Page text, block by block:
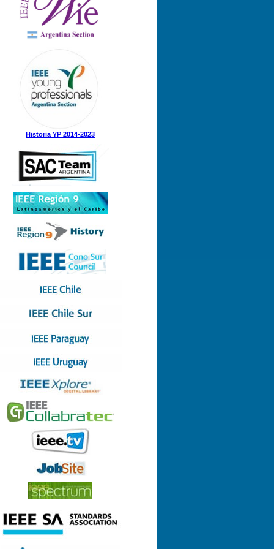
3 (21-08-2024)
2 (12-08-2024)
1 (31-05-2024)
2 (28-09-2023)
1 (07-09-2023)
7 (21-11-2022)
5 (31-08-2022)
3 (13-05-2022)
8 (29-12-2021)
7 (23-12-2021)
5 (06-09-2021)
3 (23-06-2021)
1 (22-04-2021)
9 (21-12-2020)
8 (26-11-2020)
Historia YP 2014-2023